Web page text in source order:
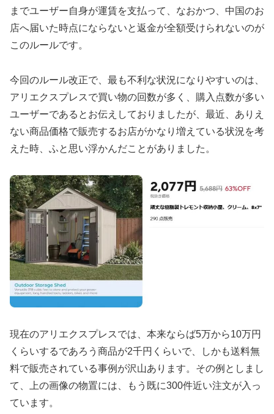
までユーザー自身が運賃を支払って、なおかつ、中国のお
店へ届いた時点にならないと返金が全額受けられないのが
このルールです。
今回のルール改正で、最も不利な状況になりやすいのは、
アリエクスプレスで買い物の回数が多く、購入点数が多い
ユーザーであるとお伝えしておりましたが、最近、ありえ
ない商品価格で販売するお店がかなり増えている状況を考
えた時、ふと思い浮かんだことがありました。
現在のアリエクスプレスでは、本来ならば5万から10万円
くらいするであろう商品が2千円くらいで、しかも送料無
料で販売されている事例が沢山あります。その例としまし
て、上の画像の物置には、もう既に300件近い注文が入っ
ています。